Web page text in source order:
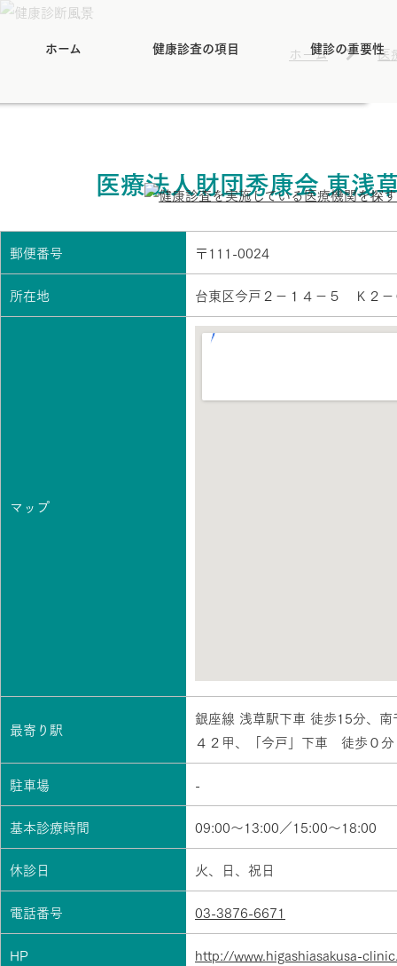
ホーム 健康診査の項目 健診の重要性
ホーム 医
医療法人財団秀康会 東浅
郵便番号
〒111-0024
所在地
台東区今戸２－１４－５ Ｋ２
マップ
最寄り駅
銀座線 浅草駅下車 徒歩15分、
４２甲、「今戸」下車 徒歩０分
駐車場
-
基本診療時間
09:00～13:00／15:00～18:00
休診日
火、日、祝日
電話番号
03-3876-6671
HP
http://www.higashiasakusa-